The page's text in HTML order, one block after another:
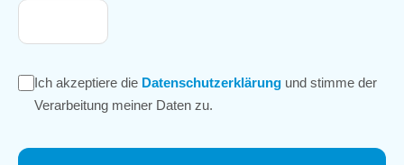
Ich akzeptiere die Datenschutzerklärung und stimme der
Verarbeitung meiner Daten zu.